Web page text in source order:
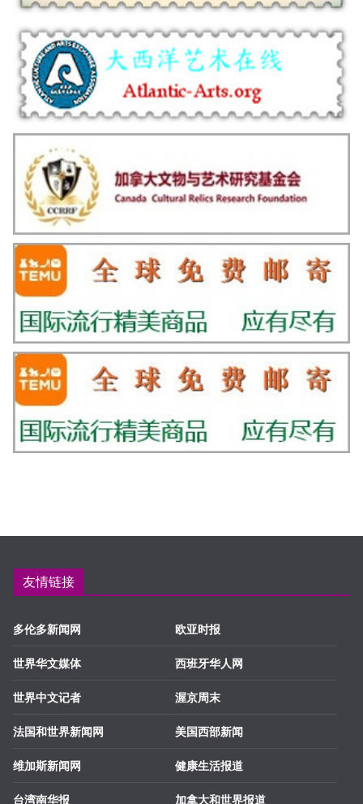
友情链接
多伦多新闻网
世界华文媒体
世界中文记者
法国和世界新闻网
维加斯新闻网
台湾南华报
欧亚时报
西班牙华人网
渥京周末
美国西部新闻
健康生活报道
加拿大和世界报道